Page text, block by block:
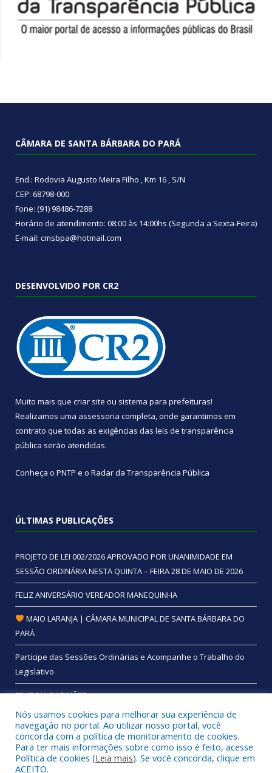
CÂMARA DE SANTA BÁRBARA DO PARÁ
End.: Rodovia Augusto Meira Filho , Km 16 , S/N
CEP: 68798-000
Fone: (91) 98486-7288
Horário de atendimento: 08:00 às 14:00hs (Segunda a Sexta-Feira)
E-mail: cmsbpa@hotmail.com
DESENVOLVIDO POR CR2
Muito mais que criar site ou sistema para prefeituras!
Realizamos uma assessoria completa, onde garantimos em
contrato que todas as exigências das leis de transparência
pública serão atendidas.
Conheça o PNTP e o Radar da Transparência Pública
ÚLTIMAS PUBLICAÇÕES
PROJETO DE LEI 002/2026 APROVADO POR UNANIMIDADE EM
SESSÃO ORDINÁRIA NESTA QUINTA – FEIRA 28 DE MAIO DE 2026
FELIZ ANIVERSÁRIO VEREADOR MANEQUINHA
MAIO LARANJA | CÂMARA MUNICIPAL DE SANTA BÁRBARA DO
PARÁ
Participe das Sessões Ordinárias e Acompanhe o Trabalho do
Legislativo
FELIZ DIA DAS MÃES
Todos os direitos reservados a Câmara Municipal de Santa
Bárbara do Pará.
Nós usamos cookies para melhorar sua experiência de
navegação no portal. Ao utilizar nosso portal, você
concorda com a política de monitoramento de cookies.
Para ter mais informações sobre como isso é feito, acesse
Política de cookies (Leia mais). Se você concorda, clique em
ACEITO.